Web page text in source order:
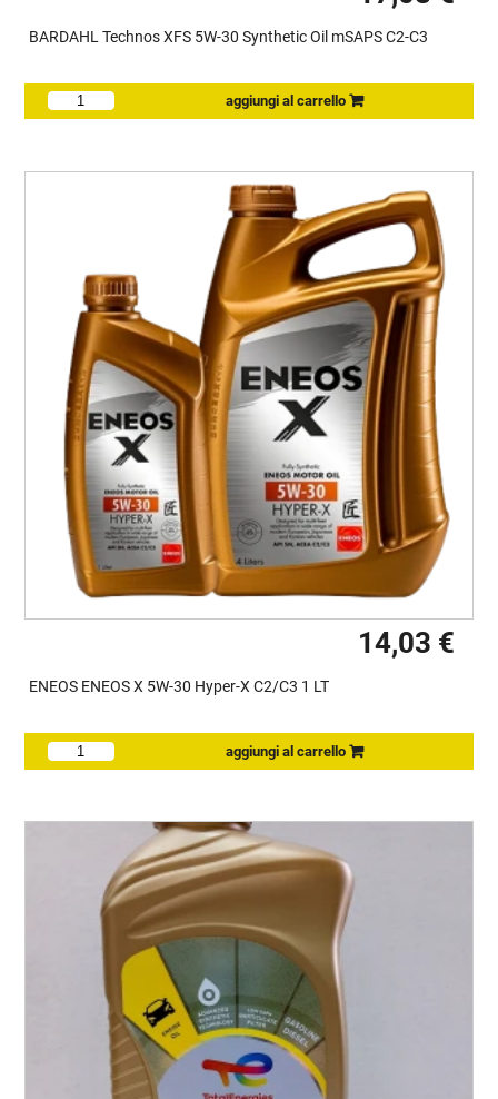
BARDAHL Technos XFS 5W-30 Synthetic Oil mSAPS C2-C3
14,03 €
ENEOS ENEOS X 5W-30 Hyper-X C2/C3 1 LT